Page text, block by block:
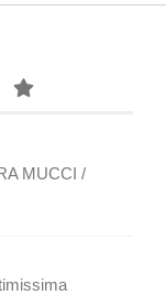
MUCCI /